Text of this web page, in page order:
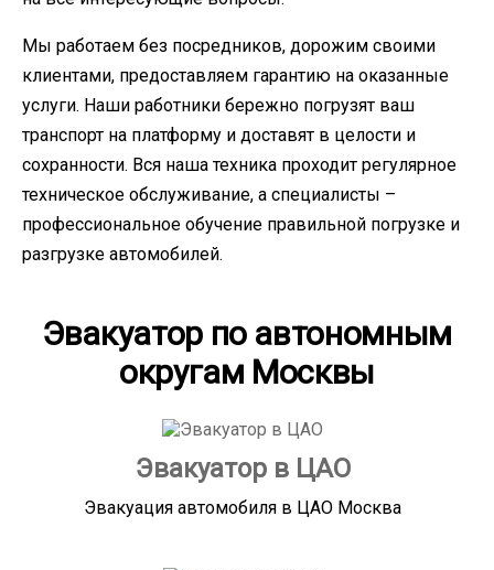
Мы работаем без посредников, дорожим своими
клиентами, предоставляем гарантию на оказанные
услуги. Наши работники бережно погрузят ваш
транспорт на платформу и доставят в целости и
сохранности. Вся наша техника проходит регулярное
техническое обслуживание, а специалисты –
профессиональное обучение правильной погрузке и
разгрузке автомобилей.
Эвакуатор по автономным
округам Москвы
Эвакуатор в ЦАО
Эвакуация автомобиля в ЦАО Москва